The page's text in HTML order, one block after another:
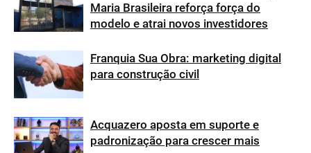
Maria Brasileira reforça força do
modelo e atrai novos investidores
Franquia Sua Obra: marketing digital
para construção civil
Acquazero aposta em suporte e
padronização para crescer mais